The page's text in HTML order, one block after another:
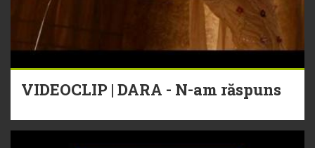
VIDEOCLIP | DARA - N-am răspuns